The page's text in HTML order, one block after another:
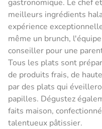
gastronomique. Le chef
meilleurs ingrédients
expérience
même un brunch,
conseiller pour une
Tous les plats sont
de produits frais, de
par des plats qui
papilles. Dégustez
faits maison,
talentueux pâtissier.